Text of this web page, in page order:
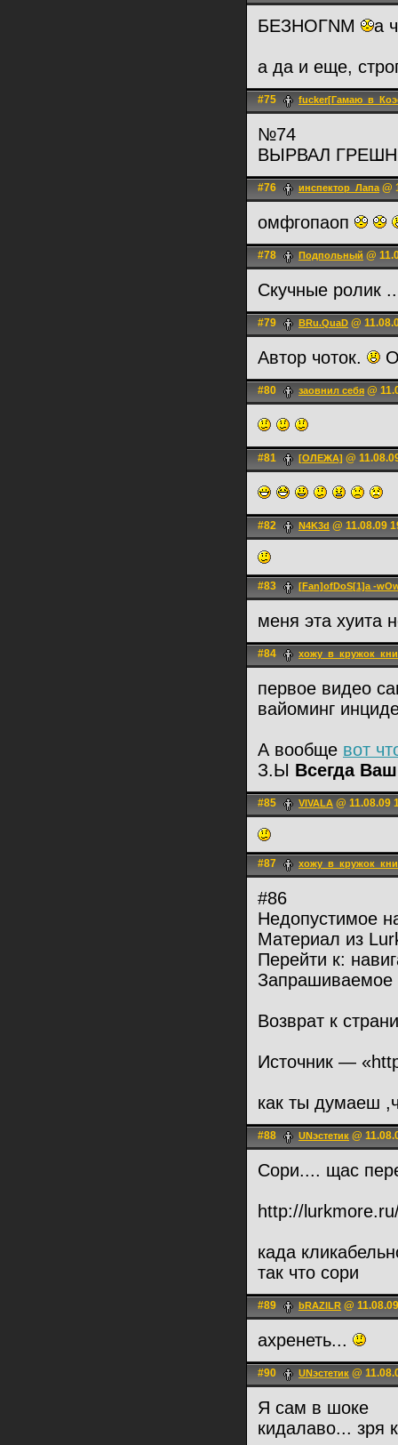
БЕЗНОГNM а
а да и еще,
#75
№74
ВЫРВАЛ
#76 инспектор_Лапа@
омфгопаоп
#78 Подпольный @
Скучные ролик
#79 BRu.QuaD @
Автор чоток.
#80 заовнил себя @
#81 [ОЛЕЖА] @
#82 N4K3d @ 11.08.09
#83 [Fan]ofDoS[1]a -
меня эта хуита
#84
первое видео
вайоминг
А вообще вот
З.Ы Всегда
#85 VIVALA @ 11.08.09
#87
#86
Недопустимое
Материал из
Перейти к:
Запрашиваемое
Возврат к
Источник —
как ты думаеш
#88 UNэстетик @
Сори.... щас
http://
када
так что сори
#89 bRAZILR @
ахренеть...
#90 UNэстетик @
Я сам в шоке
кидалаво... зря